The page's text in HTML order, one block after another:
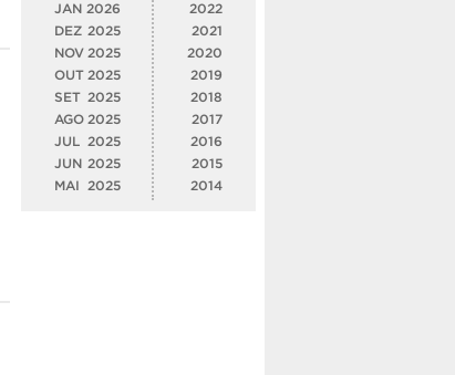
JAN 2026
DEZ 2025
NOV 2025
OUT 2025
SET 2025
AGO 2025
JUL
2025
JUN 2025
MAI
2025
2022
2021
2020
2019
2018
2017
2016
2015
2014